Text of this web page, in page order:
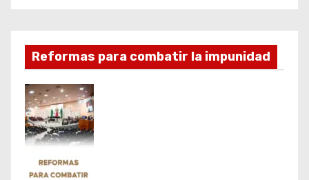
Reformas para combatir la impunidad